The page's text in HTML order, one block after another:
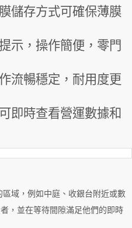
儲存方式可確保薄膜
示，操作簡便，零門
流暢穩定，耐用度更
即時查看營運數據和
區域，例如中庭、收銀台附近或數
，並在等待間隙滿足他們的即時